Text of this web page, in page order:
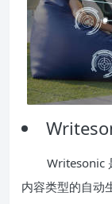
Writesonic
内容类型的自动